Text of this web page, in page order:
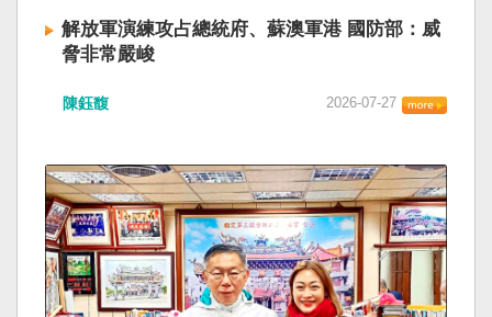
解放軍演練攻占總統府、蘇澳軍港 國防部：威
脅非常嚴峻
陳鈺馥 2026-07-27